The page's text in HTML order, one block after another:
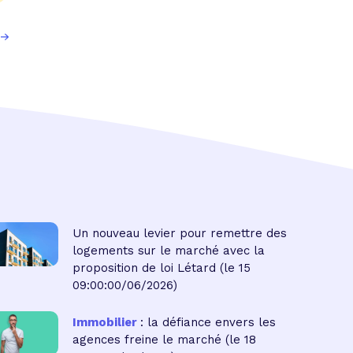
Un nouveau levier pour remettre des
logements sur le marché avec la
proposition de loi Létard (le 15
09:00:00/06/2026)
Immobilier : la défiance envers les
agences freine le marché (le 18